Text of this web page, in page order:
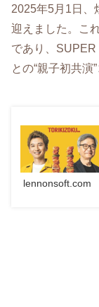
2025年5月1日、
迎えました。​こ
であり、
との“親子初共演
lennonsoft.com